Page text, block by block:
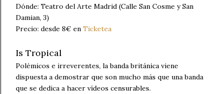
Dónde: Teatro del Arte Madrid (Calle San Cosme y San
Damian, 3)
Precio: desde 8€ en Ticketea
Is Tropical
Polémicos e irreverentes, la banda británica viene
dispuesta a demostrar que son mucho más que una banda
que se dedica a hacer vídeos censurables.